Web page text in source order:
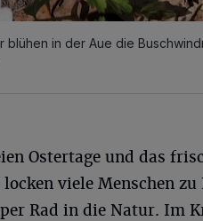
blühen in der Aue die
Ostertage und das
viele Menschen zu
Rad in die Natur. Im